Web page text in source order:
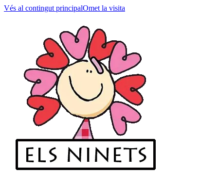
Vés al contingut principalOmet la visita